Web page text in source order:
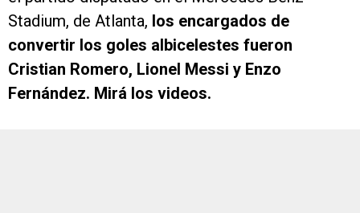
Stadium, de Atlanta, los encargados de
convertir los goles albicelestes fueron
Cristian Romero, Lionel Messi y Enzo
Fernández. Mirá los videos.